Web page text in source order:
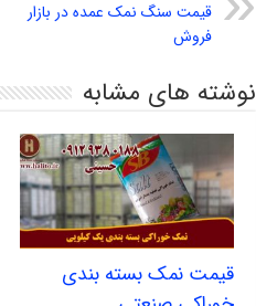
قیمت سنگ نمک عمده در بازار
فروش
نوشته های مشابه
قیمت نمک بسته بندی